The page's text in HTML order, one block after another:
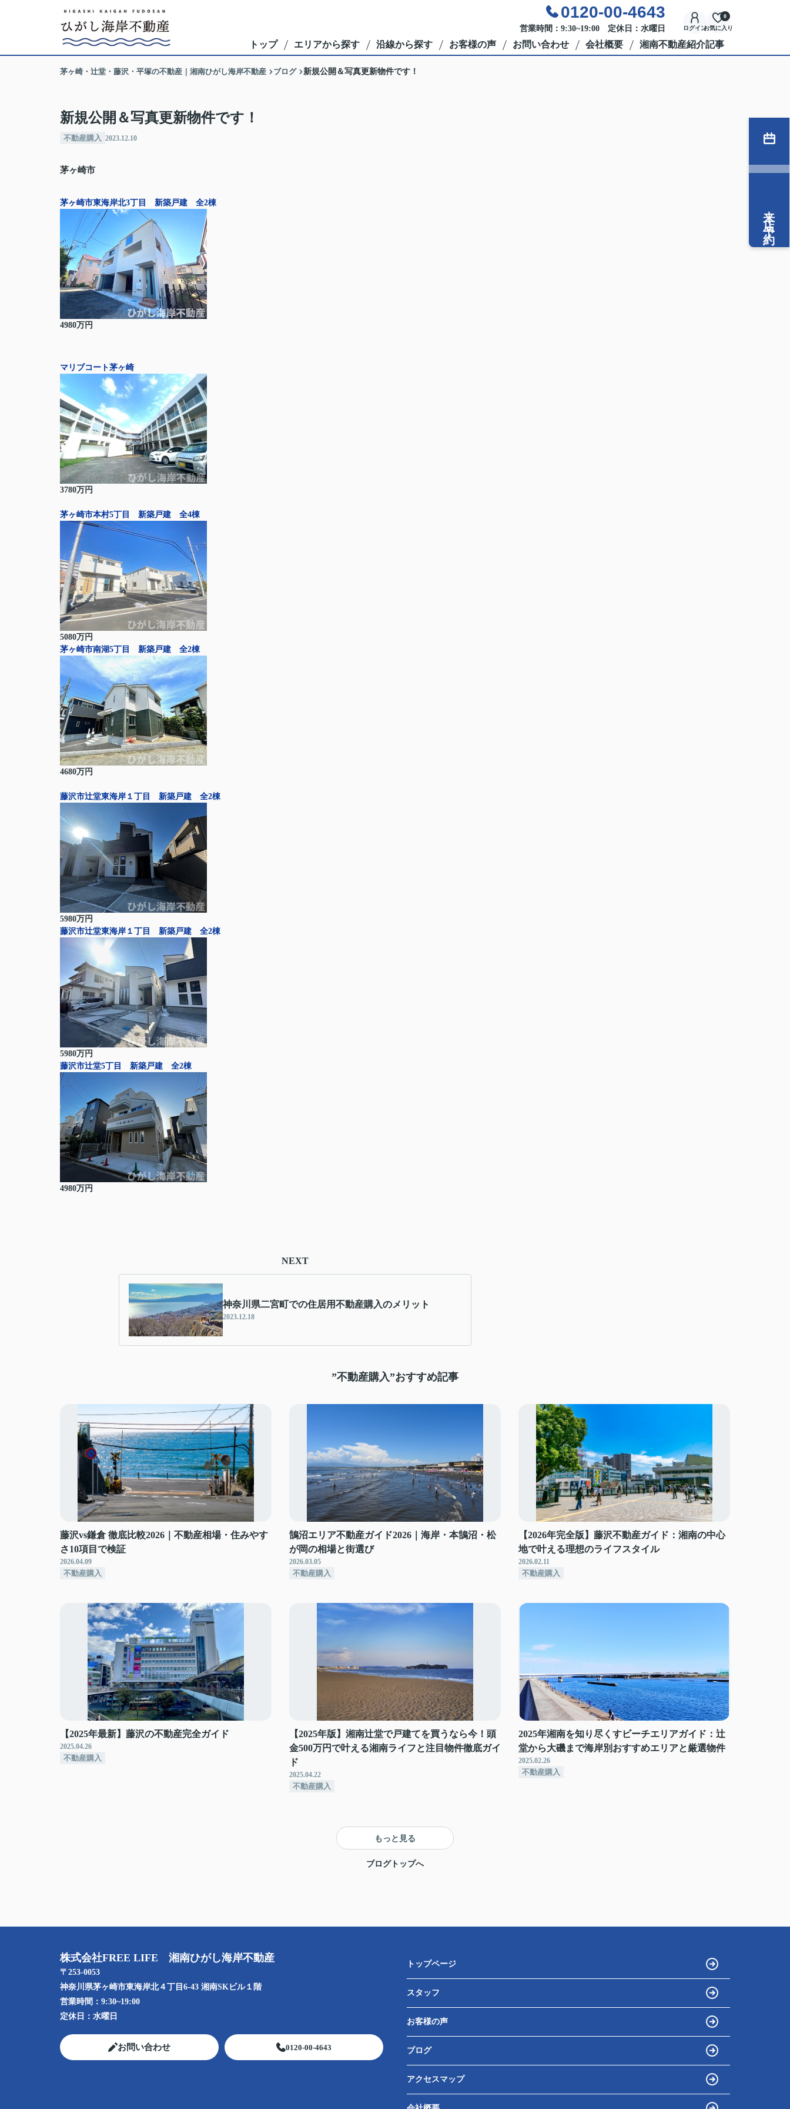
0120-00-4643
営業時間：9:30~19:00 定休日：水曜日 ログインお気に入り
0
トップ エリアから探す 沿線から探す お客様の声 お問い合わせ 会社概要 湘南不動産紹介記事
茅ヶ崎・辻堂・藤沢・平塚の不動産｜湘南ひがし海岸不動産 ブログ 新規公開＆写真更新物件です！
新規公開＆写真更新物件です！
不動産購入 2023.12.10
茅ヶ崎市
茅ヶ崎市東海岸北3丁目 新築戸建 全2棟
4980万円
マリブコート茅ヶ崎
3780万円
茅ヶ崎市本村5丁目 新築戸建 全4棟
5080万円
茅ヶ崎市南湖5丁目 新築戸建 全2棟
4680万円
藤沢市辻堂東海岸１丁目 新築戸建 全2棟
5980万円
藤沢市辻堂東海岸１丁目 新築戸建 全2棟
5980万円
藤沢市辻堂5丁目 新築戸建 全2棟
4980万円
NEXT
神奈川県二宮町での住居用不動産購入のメリット
2023.12.18
”不動産購入”おすすめ記事
藤沢vs鎌倉 徹底比較2026｜不動産相場・住みやす
さ10項目で検証
2026.04.09
不動産購入
鵠沼エリア不動産ガイド2026｜海岸・本鵠沼・松
が岡の相場と街選び
2026.03.05
不動産購入
【2026年完全版】藤沢不動産ガイド：湘南の中心
地で叶える理想のライフスタイル
2026.02.11
不動産購入
【2025年最新】藤沢の不動産完全ガイド
2025.04.26
不動産購入
【2025年版】湘南辻堂で戸建てを買うなら今！頭
金500万円で叶える湘南ライフと注目物件徹底ガイ
ド
2025.04.22
不動産購入
2025年湘南を知り尽くすビーチエリアガイド：辻
堂から大磯まで海岸別おすすめエリアと厳選物件
2025.02.26
不動産購入
もっと見る
ブログトップへ
来店予約
株式会社FREE LIFE 湘南ひがし海岸不動産
〒253-0053
神奈川県茅ヶ崎市東海岸北４丁目6-43 湘南SKビル１階
営業時間： 9:30~19:00
定休日： 水曜日
お問い合わせ 0120-00-4643
トップページ
スタッフ
お客様の声
ブログ
アクセスマップ